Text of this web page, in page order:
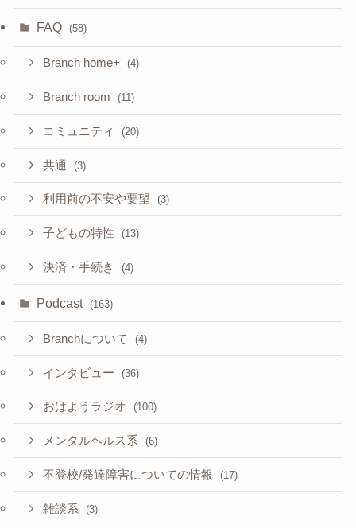
FAQ (58)
Branch home+ (4)
Branch room (11)
コミュニティ (20)
共通 (3)
利用前の不安や要望 (3)
子どもの特性 (13)
決済・手続き (4)
Podcast (163)
Branchについて (4)
インタビュー (36)
おはようラジオ (100)
メンタルヘルス系 (6)
不登校/発達障害についての情報 (17)
雑談系 (3)